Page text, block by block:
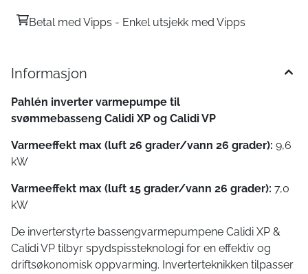
Betal med Vipps - Enkel utsjekk med Vipps
Informasjon
Pahlén inverter varmepumpe til
svømmebasseng Calidi XP og Calidi VP
Varmeeffekt max (luft 26 grader/vann 26 grader): 9,6
kW
Varmeeffekt max (luft 15 grader/vann 26 grader): 7,0
kW
De inverterstyrte bassengvarmepumpene Calidi XP &
Calidi VP tilbyr spydspissteknologi for en effektiv og
driftsøkonomisk oppvarming. Inverterteknikken tilpasser